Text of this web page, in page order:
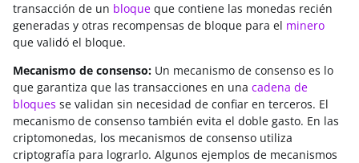
transacción de un bloque que contiene las monedas recién
generadas y otras recompensas de bloque para el minero
que validó el bloque.
Mecanismo de consenso: Un mecanismo de consenso es lo
que garantiza que las transacciones en una cadena de
bloques se validan sin necesidad de confiar en terceros. El
mecanismo de consenso también evita el doble gasto. En las
criptomonedas, los mecanismos de consenso utiliza
criptografía para lograrlo. Algunos ejemplos de mecanismos